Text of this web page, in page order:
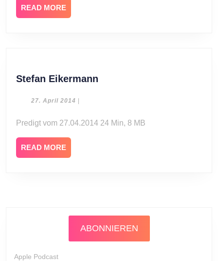
READ MORE
MORE
Stefan Eikermann
27. April 2014 27.
|
Predigt vom 27.04.2014 24 Min, 8 MB
READ MORE
MORE
ABONNIEREN
Apple Podcast